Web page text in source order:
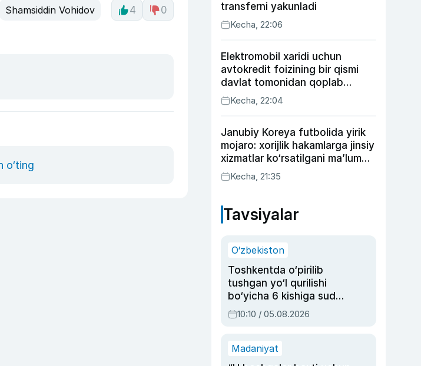
Shamsiddin Vohidov
4 0
o‘ting
transferni yakunladi
Kecha, 22:06
Elektromobil xaridi uchun
avtokredit foizining bir qismi
davlat tomonidan qoplab
berilishi mumkin
Kecha, 22:04
Janubiy Koreya futbolida yirik
mojaro: xorijlik hakamlarga jinsiy
xizmatlar ko‘rsatilgani ma’lum
qilindi
Kecha, 21:35
Tavsiyalar
O‘zbekiston
Toshkentda o‘pirilib
tushgan yo‘l qurilishi
bo‘yicha 6 kishiga sud
hukmi o‘qildi
10:10 / 05.08.2026
Madaniyat